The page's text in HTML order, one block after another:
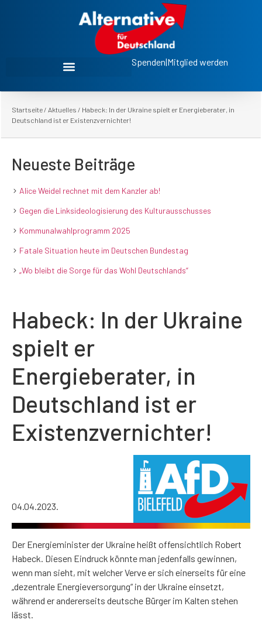
Spenden|Mitglied werden
Startseite / Aktuelles / Habeck: In der Ukraine spielt er Energieberater, in
Deutschland ist er Existenzvernichter!
Neueste Beiträge
Alice Weidel rechnet mit dem Kanzler ab!
Gegen die Linksideologisierung des Kulturausschusses
Kommunalwahlprogramm 2025
Fatale Situation heute im Deutschen Bundestag
„Wo bleibt die Sorge für das Wohl Deutschlands“
Habeck: In der Ukraine
spielt er
Energieberater, in
Deutschland ist er
Existenzvernichter!
04.04.2023.
Der Energieminister der Ukraine heißt offensichtlich Robert
Habeck. Diesen Eindruck könnte man jedenfalls gewinnen,
wenn man sieht, mit welcher Verve er sich einerseits für eine
„dezentrale Energieversorgung“ in der Ukraine einsetzt,
während er andererseits deutsche Bürger im Kalten stehen
lässt.